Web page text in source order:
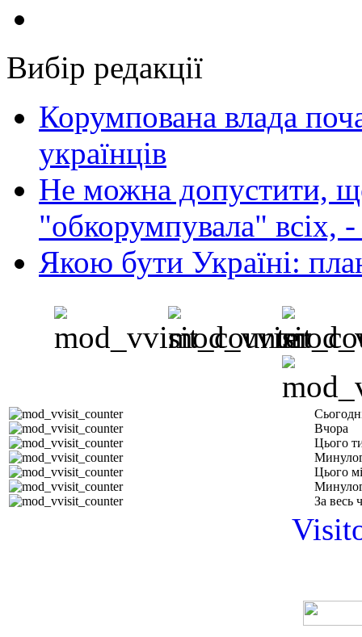
Вибір редакції
Корумпована влада
українців
Не можна допустити,
"обкорумпувала" всіх,
Якою бути Україні:
Вчора
Цього
Цього
За весь